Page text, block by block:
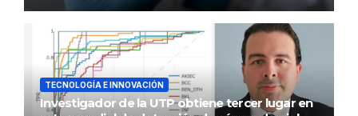
TECNOLOGÍA E INNOVACIÓN
Investigador de la UTP obtiene tercer lugar en